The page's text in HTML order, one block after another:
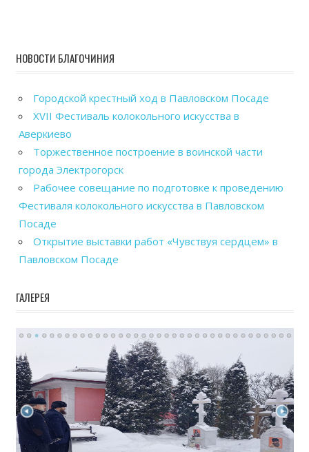
НОВОСТИ БЛАГОЧИНИЯ
Городской крестный ход в Павловском Посаде
XVII Фестиваль колокольного искусства в
Аверкиево
Торжественное построение в воинской части
города Электрогорск
Рабочее совещание по подготовке к проведению
Фестиваля колокольного искусства в Павловском
Посаде
Открытие выставки работ «Чувствуя сердцем» в
Павловском Посаде
ГАЛЕРЕЯ